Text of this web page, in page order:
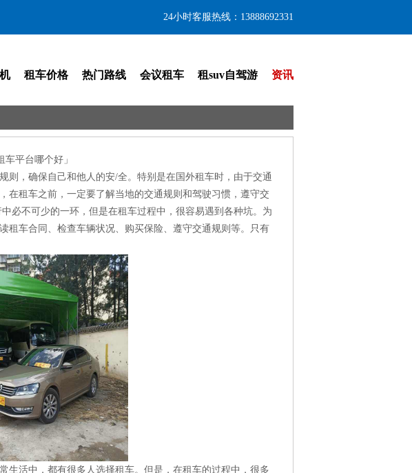
24小时客服热线：13888692331
租车价格 热门路线 会议租车 租suv自驾游 资讯
平台哪个好」
则，确保自己和他人的安/全。特别是在国外租车时，由于交通
在租车之前，一定要了解当地的交通规则和驾驶习惯，遵守交
必不可少的一环，但是在租车过程中，很容易遇到各种坑。为
租车合同、检查车辆状况、购买保险、遵守交通规则等。只有
生活中，都有很多人选择租车。但是，在租车的过程中，很多